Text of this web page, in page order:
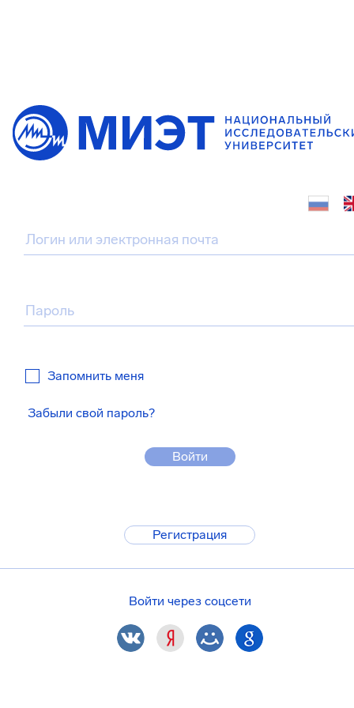
Запомнить меня
Забыли свой пароль?
Войти
Регистрация
Войти через соцсети